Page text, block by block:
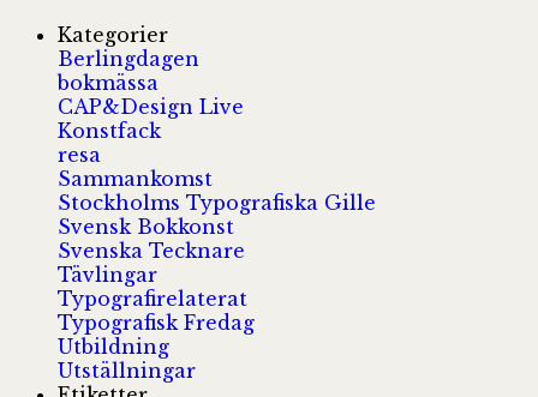
Kategorier
Berlingdagen
bokmässa
CAP&Design Live
Konstfack
resa
Sammankomst
Stockholms Typografiska Gille
Svensk Bokkonst
Svenska Tecknare
Tävlingar
Typografirelaterat
Typografisk Fredag
Utbildning
Utställningar